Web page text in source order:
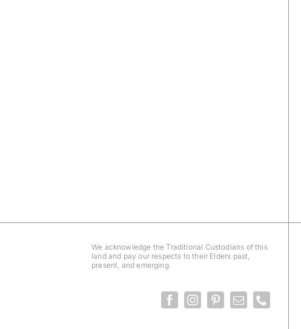
We acknowledge the Traditional Custodians of this
land and pay our respects to their Elders past,
present, and emerging.